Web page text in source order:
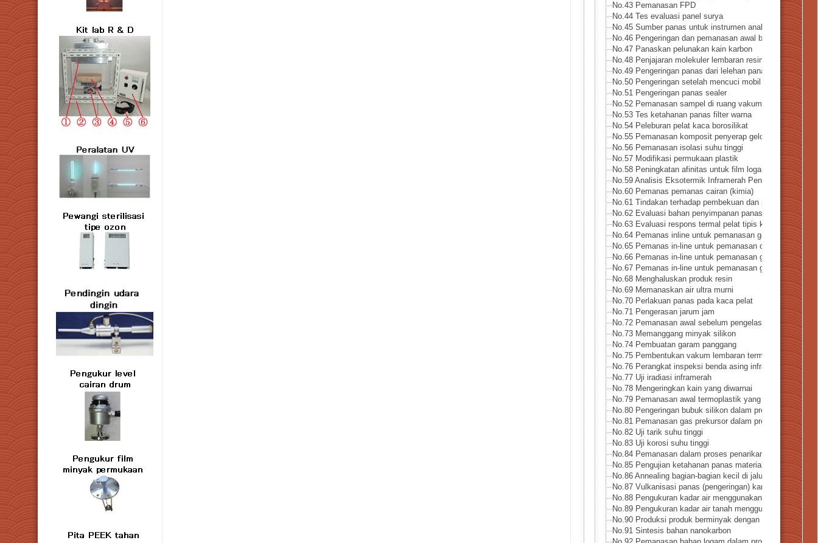
No.43 Pemanasan FPD
No.44 Tes evaluasi panel surya
No.45 Sumber panas untuk instrumen analitis
No.46 Pengeringan dan pemanasan awal bubuk logam
No.47 Panaskan pelunakan kain karbon
No.48 Penjajaran molekuler lembaran resin
No.49 Pengeringan panas dari lelehan panas
No.50 Pengeringan setelah mencuci mobil
No.51 Pengeringan panas sealer
No.52 Pemanasan sampel di ruang vakum
No.53 Tes ketahanan panas filter warna
No.54 Peleburan pelat kaca borosilikat
No.55 Pemanasan komposit penyerap gelombang mikro
No.56 Pemanasan isolasi suhu tinggi
No.57 Modifikasi permukaan plastik
No.58 Peningkatan afinitas untuk film logam tipis
No.59 Analisis Eksotermik Inframerah Penguncian –
No.60 Pemanas pemanas cairan (kimia)
No.61 Tindakan terhadap pembekuan dan pembentukan
No.62 Evaluasi bahan penyimpanan panas logam
No.63 Evaluasi respons termal pelat tipis keramik
No.64 Pemanas inline untuk pemanasan gas amonia
No.65 Pemanas in-line untuk pemanasan cair amonia
No.66 Pemanas in-line untuk pemanasan gas hidrogen
No.67 Pemanas in-line untuk pemanasan gas bertekanan
No.68 Menghaluskan produk resin
No.69 Memanaskan air ultra murni
No.70 Perlakuan panas pada kaca pelat
No.71 Pengerasan jarum jam
No.72 Pemanasan awal sebelum pengelasan
No.73 Memanggang minyak silikon
No.74 Pembuatan garam panggang
No.75 Pembentukan vakum lembaran termoplastik
No.76 Perangkat inspeksi benda asing inframerah
No.77 Uji iradiasi inframerah
No.78 Mengeringkan kain yang diwarnai
No.79 Pemanasan awal termoplastik yang diperkuat
No.80 Pengeringan bubuk silikon dalam proses daur
No.81 Pemanasan gas prekursor dalam proses
No.82 Uji tarik suhu tinggi
No.83 Uji korosi suhu tinggi
No.84 Pemanasan dalam proses penarikan kawat
No.85 Pengujian ketahanan panas material di industri luar
No.86 Annealing bagian-bagian kecil di jalur produksi
No.87 Vulkanisasi panas (pengeringan) karet silikon
No.88 Pengukuran kadar air menggunakan sinar infra
No.89 Pengukuran kadar air tanah menggunakan
No.90 Produksi produk berminyak dengan pirolisis cepat
No.91 Sintesis bahan nanokarbon